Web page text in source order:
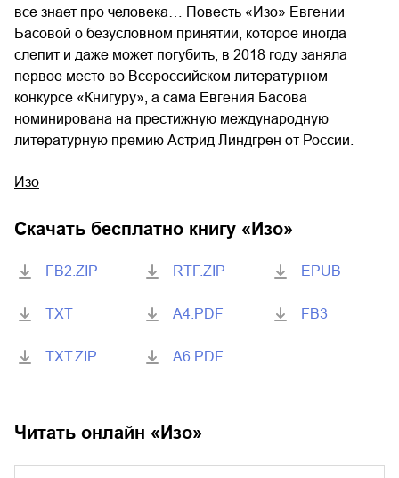
все знает про человека… Повесть «Изо» Евгении
Басовой о безусловном принятии, которое иногда
слепит и даже может погубить, в 2018 году заняла
первое место во Всероссийском литературном
конкурсе «Книгуру», а сама Евгения Басова
номинирована на престижную международную
литературную премию Астрид Линдгрен от России.
Изо
Скачать бесплатно книгу « Изо»
FB2.ZIP
TXT
TXT.ZIP
RTF.ZIP
A4.PDF
A6.PDF
EPUB
FB3
Читать онлайн « Изо»